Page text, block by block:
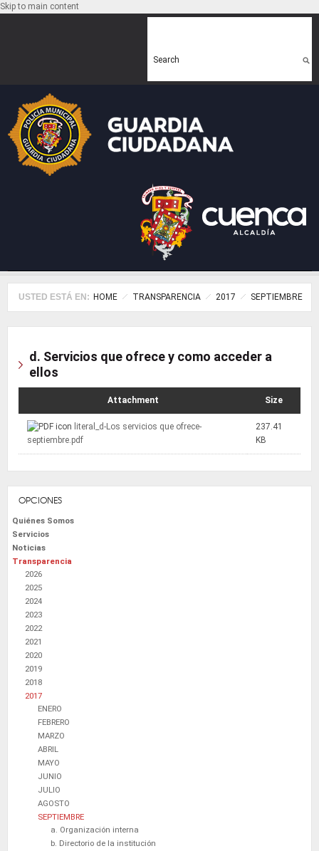
Skip to main content
Search
USTED ESTÁ EN: HOME TRANSPARENCIA 2017 SEPTIEMBRE
d. Servicios que ofrece y como acceder a
ellos
Attachment Size
literal_d-Los servicios que ofrece-
septiembre.pdf
237.41
KB
OPCIONES
Quiénes Somos
Servicios
Noticias
Transparencia
2026
2025
2024
2023
2022
2021
2020
2019
2018
2017
ENERO
FEBRERO
MARZO
ABRIL
MAYO
JUNIO
JULIO
AGOSTO
SEPTIEMBRE
a. Organización interna
b. Directorio de la institución